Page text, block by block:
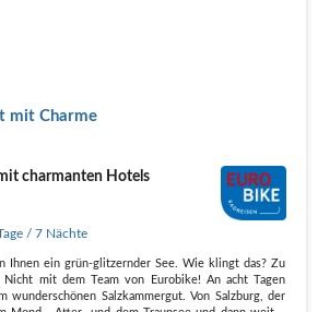
mit Charme
charmanten Hotels
/ 7 Nächte
Ihnen ein grün-glitzernder See. Wie klingt das? Zu
mit dem Team von Eurobike! An acht Tagen
wunderschönen Salzkammergut. Von Salzburg, der